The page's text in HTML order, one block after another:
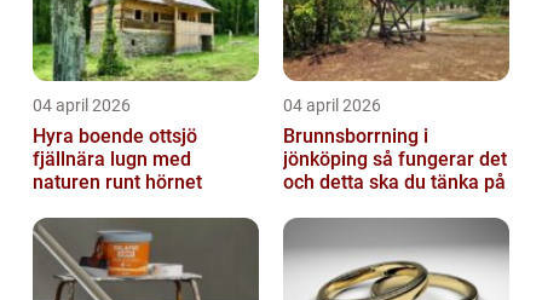
04 april 2026
Hyra boende ottsjö
fjällnära lugn med
naturen runt hörnet
04 april 2026
Brunnsborrning i
jönköping så fungerar det
och detta ska du tänka på